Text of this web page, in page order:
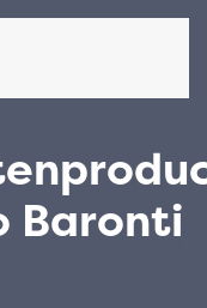
Baronti